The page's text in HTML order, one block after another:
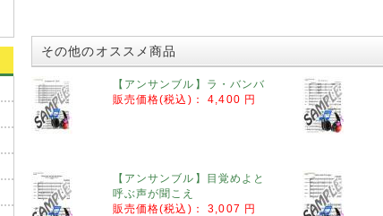
その他のオススメ商品
【アンサンブル】ラ・バンバ
販売価格(税込)：
4,400 円
【アンサンブル】目覚めよと
呼ぶ声が聞こえ
販売価格(税込)：
3,007 円